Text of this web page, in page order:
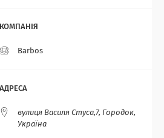
Barbos
вулиця Василя Стуса,7, Городок,
Україна